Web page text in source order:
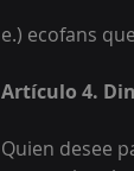
e.) ecofans
Artículo 4.
Quien desee